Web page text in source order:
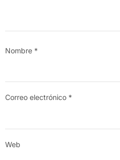
Nombre *
Correo electrónico *
Web